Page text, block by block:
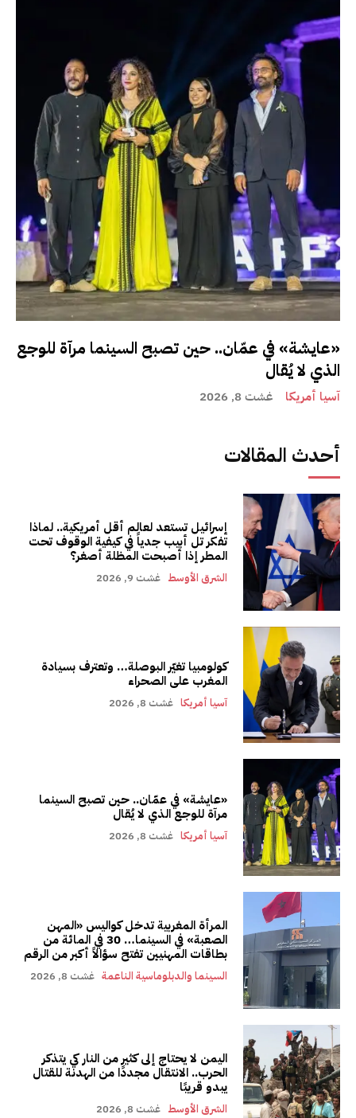
«عايشة» في عمّان.. حين تصبح السينما مرآة للوجع
الذي لا يُقال
آسيا أمريكا غشت 8, 2026
أحدث المقالات
إسرائيل تستعد لعالم أقل أمريكية.. لماذا
تفكر تل أبيب جدياً في كيفية الوقوف تحت
المطر إذا أصبحت المظلة أصغر؟
الشرق الأوسط غشت 9, 2026
كولومبيا تغيّر البوصلة… وتعترف بسيادة
المغرب على الصحراء
آسيا أمريكا غشت 8, 2026
«عايشة» في عمّان.. حين تصبح السينما
مرآة للوجع الذي لا يُقال
آسيا أمريكا غشت 8, 2026
المرأة المغربية تدخل كواليس «المهن
الصعبة» في السينما… 30 في المائة من
بطاقات المهنيين تفتح سؤالاً أكبر من الرقم
السينما والدبلوماسية الناعمة غشت 8, 2026
اليمن لا يحتاج إلى كثير من النار كي يتذكر
الحرب.. الانتقال مجددًا من الهدنة للقتال
يبدو قريبًا
الشرق الأوسط غشت 8, 2026